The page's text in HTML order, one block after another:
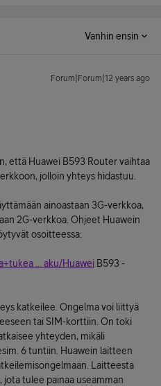
Vanhin ensin
Forum|Forum|12 years ago
että Huawei B593 Router vaihtaa
jolloin yhteys hidastuu.
ainoastaan 3G-verkkoa,
2G-verkkoa. Ohjeet Huawein
osoitteessa:
... aku/Huawei B593 -
katkeilee. Ongelma voi liittyä
tai SIM-korttiin. On toki
yhteyden, mikäli
6 tuntiin. Huawein laitteen
Laitteesta
tulee painaa useamman